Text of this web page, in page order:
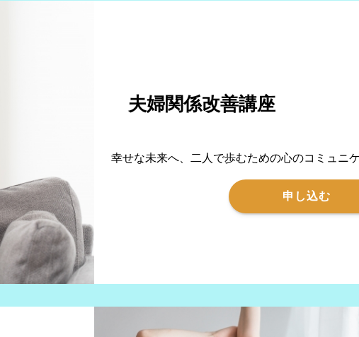
夫婦関係改善講座
幸せな未来へ、二人で歩むための心のコミュニ
申し込む